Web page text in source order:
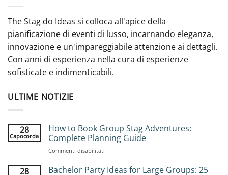
The Stag do Ideas si colloca all'apice della
pianificazione di eventi di lusso, incarnando eleganza,
innovazione e un'impareggiabile attenzione ai dettagli.
Con anni di esperienza nella cura di esperienze
sofisticate e indimenticabili.
ULTIME NOTIZIE
28
Capocorda
How to Book Group Stag Adventures:
Complete Planning Guide
Commenti disabilitati
to
28
Bachelor Party Ideas for Large Groups: 25